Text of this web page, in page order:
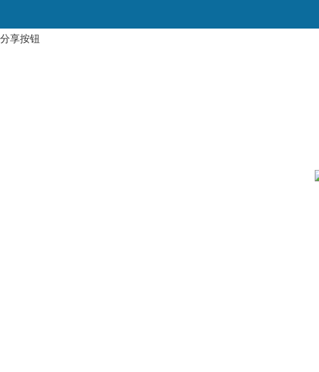
分享按钮